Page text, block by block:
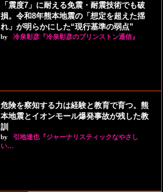
「震度7」に耐える免震・耐震技術でも破
損。令和8年熊本地震の「想定を超えた揺
れ」が明らかにした“現行基準の弱点”
by 冷泉彰彦『冷泉彰彦のプリンストン通信』
危険を察知する力は経験と教育で育つ。熊
本地震とイオンモール爆発事故が残した教
訓
by
引地達也『ジャーナリスティックなやさし
い…